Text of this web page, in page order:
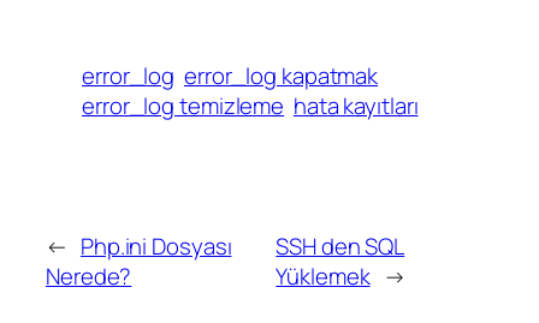
error_log error_log kapatmak
error_log temizleme hata kayıtları
← Php.ini Dosyası
Nerede?
SSH den SQL
Yüklemek →